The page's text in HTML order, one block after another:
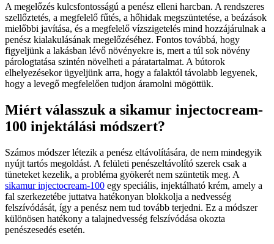
A megelőzés kulcsfontosságú a penész elleni harcban. A rendszeres
szellőztetés, a megfelelő fűtés, a hőhidak megszüntetése, a beázások
mielőbbi javítása, és a megfelelő vízszigetelés mind hozzájárulnak a
penész kialakulásának megelőzéséhez. Fontos továbbá, hogy
figyeljünk a lakásban lévő növényekre is, mert a túl sok növény
párologtatása szintén növelheti a páratartalmat. A bútorok
elhelyezésekor ügyeljünk arra, hogy a falaktól távolabb legyenek,
hogy a levegő megfelelően tudjon áramolni mögöttük.
Miért válasszuk a sikamur injectocream-
100 injektálási módszert?
Számos módszer létezik a penész eltávolítására, de nem mindegyik
nyújt tartós megoldást. A felületi penészeltávolító szerek csak a
tüneteket kezelik, a probléma gyökerét nem szüntetik meg. A
sikamur injectocream-100 egy speciális, injektálható krém, amely a
fal szerkezetébe juttatva hatékonyan blokkolja a nedvesség
felszívódását, így a penész nem tud tovább terjedni. Ez a módszer
különösen hatékony a talajnedvesség felszívódása okozta
penészesedés esetén.